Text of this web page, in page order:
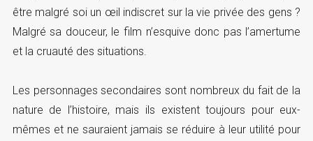
être malgré soi un œil indiscret sur la vie privée des gens ?
Malgré sa douceur, le film n’esquive donc pas l’amertume
et la cruauté des situations.
Les personnages secondaires sont nombreux du fait de la
nature de l’histoire, mais ils existent toujours pour eux-
mêmes et ne sauraient jamais se réduire à leur utilité pour